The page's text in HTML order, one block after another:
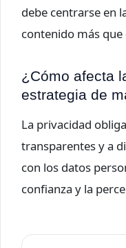
debe centrarse en
contenido más
¿Cómo afecta
estrategia de
La privacidad
transparentes y a
con los datos
confianza y la